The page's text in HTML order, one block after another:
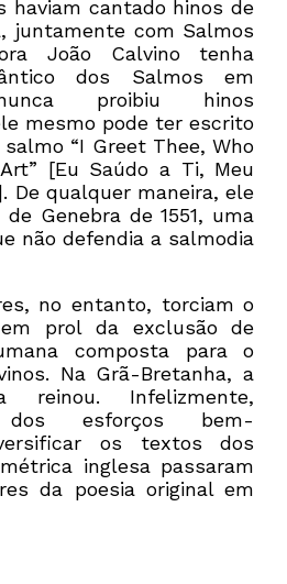
haviam cantado hinos de
juntamente com Salmos
João Calvino tenha
dos Salmos em
proibiu hinos
mesmo pode ter escrito
“I Greet Thee, Who
[Eu Saúdo a Ti, Meu
De qualquer maneira, ele
Genebra de 1551, uma
não defendia a salmodia
no entanto, torciam o
prol da exclusão de
composta para o
Na Grã-Bretanha, a
reinou. Infelizmente,
esforços bem-
os textos dos
inglesa passaram
da poesia original em